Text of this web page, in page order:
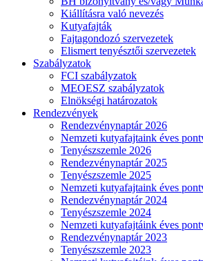
Kiállításra való nevezés
Kutyafajták
Fajtagondozó szervezetek
Elismert tenyésztői szervezetek
Szabályzatok
FCI szabályzatok
MEOESZ szabályzatok
Elnökségi határozatok
Rendezvények
Rendezvénynaptár 2026
Nemzeti kutyafajtaink éves
Tenyészszemle 2026
Rendezvénynaptár 2025
Tenyészszemle 2025
Nemzeti kutyafajtaink éves
Rendezvénynaptár 2024
Tenyészszemle 2024
Nemzeti kutyafajtáink éves
Rendezvénynaptár 2023
Tenyészszemle 2023